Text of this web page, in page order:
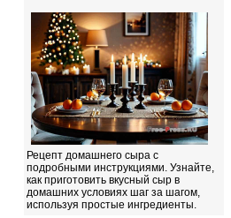
Рецепт домашнего сыра с
подробными инструкциями. Узнайте,
как приготовить вкусный сыр в
домашних условиях шаг за шагом,
используя простые ингредиенты.